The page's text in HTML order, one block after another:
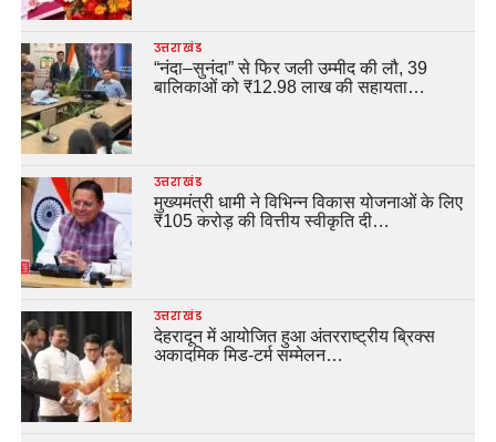
उत्तराखंड
“नंदा–सुनंदा” से फिर जली उम्मीद की लौ, 39
बालिकाओं को ₹12.98 लाख की सहायता…
उत्तराखंड
मुख्यमंत्री धामी ने विभिन्न विकास योजनाओं के लिए
₹105 करोड़ की वित्तीय स्वीकृति दी…
उत्तराखंड
देहरादून में आयोजित हुआ अंतरराष्ट्रीय ब्रिक्स
अकादमिक मिड-टर्म सम्मेलन…